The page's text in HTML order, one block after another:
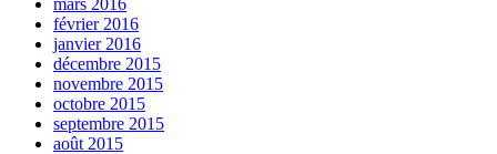
février 2016
janvier 2016
décembre 2015
novembre 2015
octobre 2015
septembre 2015
août 2015